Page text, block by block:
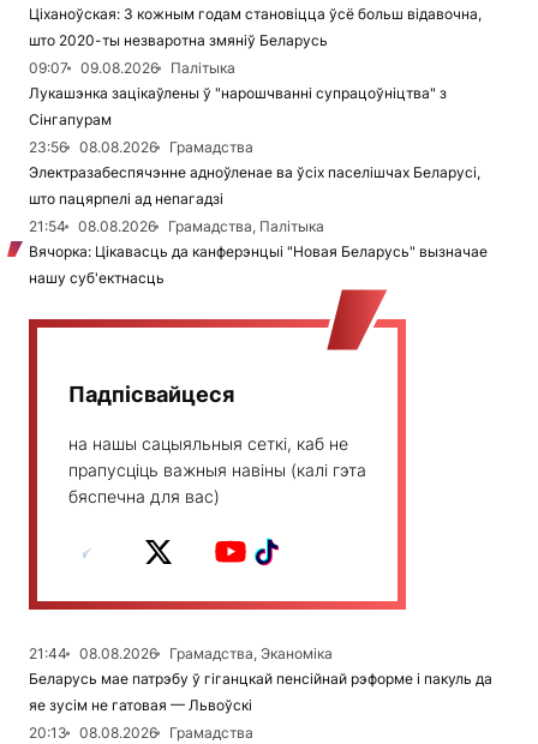
Ціханоўская: З кожным годам становіцца ўсё больш відавочна,
што 2020-ты незваротна змяніў Беларусь
09:07
09.08.2026
Палітыка
Лукашэнка зацікаўлены ў "нарошчванні супрацоўніцтва" з
Сінгапурам
23:56
08.08.2026
Грамадства
Электразабеспячэнне адноўленае ва ўсіх паселішчах Беларусі,
што пацярпелі ад непагадзі
21:54
08.08.2026
Грамадства, Палітыка
Вячорка: Цікавасць да канферэнцыі "Новая Беларусь" вызначае
нашу суб'ектнасць
Падпісвайцеся
на нашы сацыяльныя сеткі, каб не
прапусціць важныя навіны (калі гэта
бяспечна для вас)
21:44 08.08.2026
Грамадства, Эканоміка
Беларусь мае патрэбу ў гіганцкай пенсійнай рэформе і пакуль да
яе зусім не гатовая — Львоўскі
20:13
08.08.2026
Грамадства